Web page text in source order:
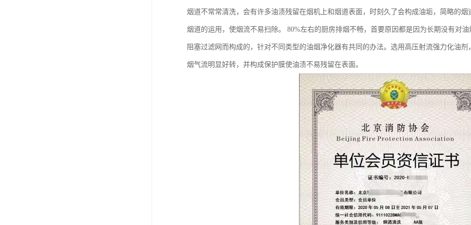
烟道不常常清洗，会有许多油渍残留在烟机上和烟道表面，时刻久了会构成油垢，简略的烟
烟道的运用，使烟流不易扫除。 80%左右的厨房排烟不畅，首要原因都是因为长期没有对
阻塞过滤网而构成的，针对不同类型的油烟净化器有共同的办法。选用高压射流强力化油
烟气流明显好转，并构成保护膜使油渍不易残留在表面。